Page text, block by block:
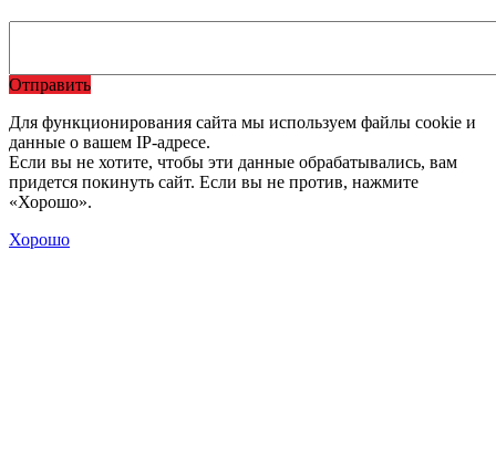
Отправить
Для функционирования сайта мы используем файлы cookie и
данные о вашем IP-адресе.
Если вы не хотите, чтобы эти данные обрабатывались, вам
придется покинуть сайт. Если вы не против, нажмите
«Хорошо».
Хорошо